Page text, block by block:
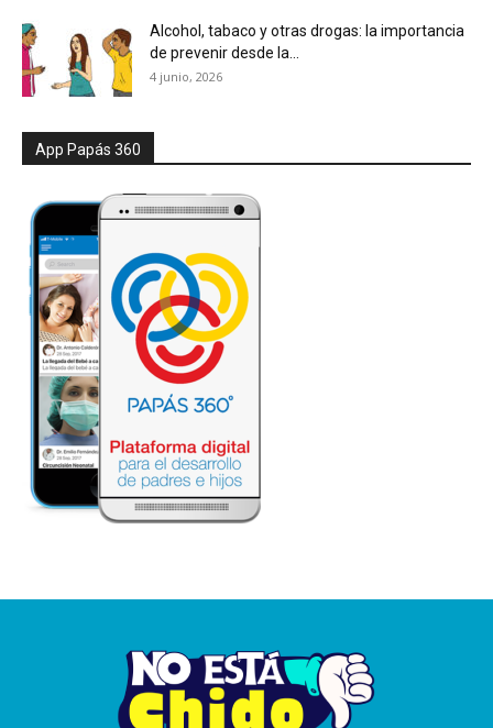
Alcohol, tabaco y otras drogas: la importancia
de prevenir desde la...
4 junio, 2026
App Papás 360